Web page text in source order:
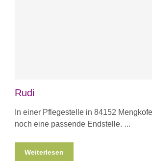
Rudi
In einer Pflegestelle in 84152
noch eine passende Endstelle.
Weiterlesen